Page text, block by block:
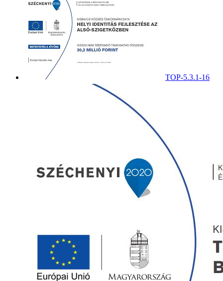
TOP-5.3.1-16